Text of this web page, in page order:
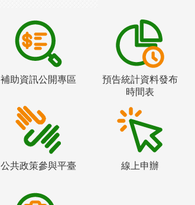
補助資訊公開專區
預告統計資料發布
時間表
公共政策參與平臺 線上申辦